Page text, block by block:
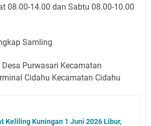
08.00-14.00 dan Sabtu 08.00-10.00
Samling
Purwasari Kecamatan
Cidahu Kecamatan Cidahu
Keliling Kuningan 1 Juni 2026 Libur,